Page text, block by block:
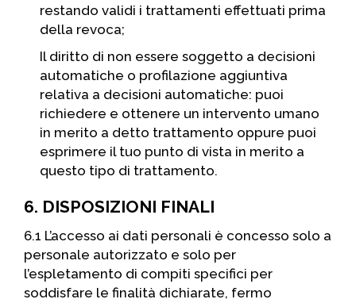
restando validi i trattamenti effettuati prima
della revoca;
Il diritto di non essere soggetto a decisioni
automatiche o profilazione aggiuntiva
relativa a decisioni automatiche: puoi
richiedere e ottenere un intervento umano
in merito a detto trattamento oppure puoi
esprimere il tuo punto di vista in merito a
questo tipo di trattamento.
6. DISPOSIZIONI FINALI
6.1 L’accesso ai dati personali è concesso solo a
personale autorizzato e solo per
l’espletamento di compiti specifici per
soddisfare le finalità dichiarate, fermo